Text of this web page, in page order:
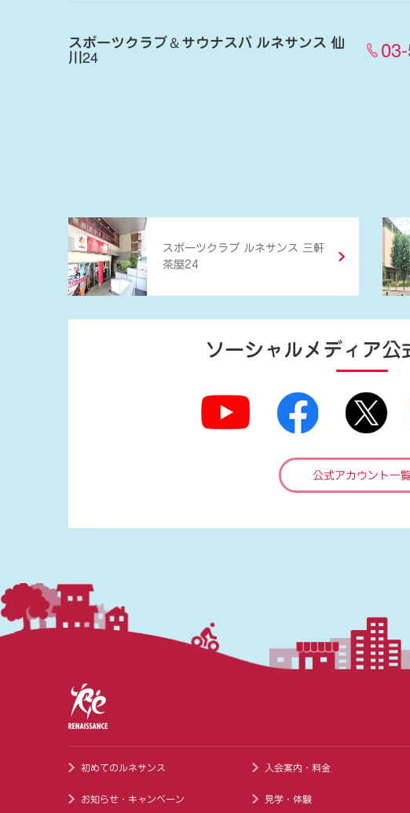
スポーツクラブ＆サウナスパ ルネサンス 仙
川24
スポーツクラブ ルネサンス 三軒
茶屋24
ソーシャルメディア公
公式アカウント一
初めてのルネサンス
お知らせ・キャンペーン
入会案内・料金
見学・体験